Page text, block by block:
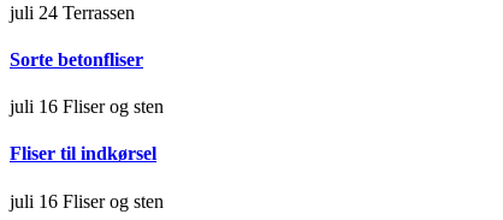
juli 24 Terrassen
Sorte betonfliser
juli 16 Fliser og sten
Fliser til indkørsel
juli 16 Fliser og sten